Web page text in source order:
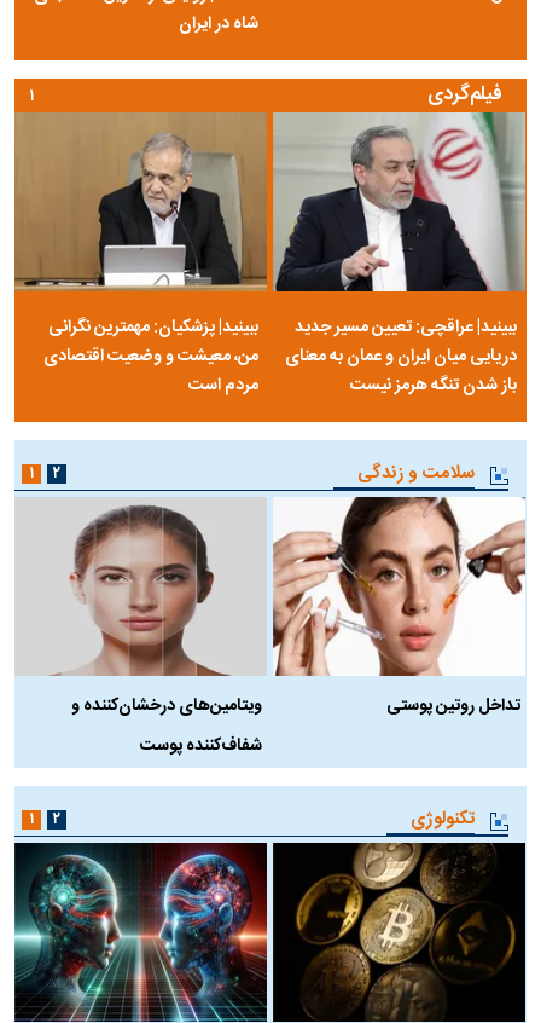
شاه در ایران
فیلم‌گردی
ببینید| عراقچی: تعیین مسیر جدید
دریایی میان ایران و عمان به معنای
باز شدن تنگه هرمز نیست
ببینید| پزشکیان: مهمترین نگرانی
من، معیشت و وضعیت اقتصادی
مردم است
۱
سلامت و زندگی
تداخل روتین پوستی
ویتامین‌های درخشان‌کننده و
شفاف‌کننده پوست
۱ ۲
تکنولوژی ۱ ۲